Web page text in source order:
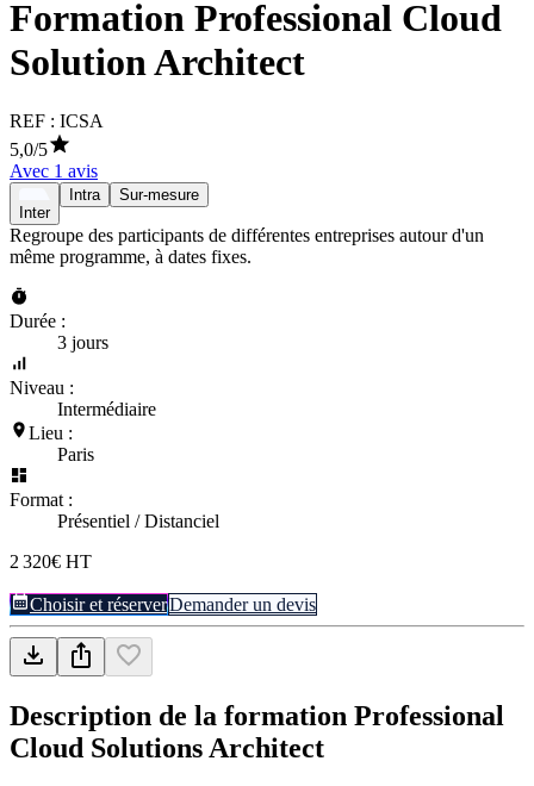
Formation Professional Cloud
Solution Architect
REF : ICSA
5,0/5
Avec 1 avis
Inter
Intra Sur-mesure
Regroupe des participants de différentes entreprises autour d'un
même programme, à dates fixes.
Durée :
3 jours
Niveau :
Intermédiaire
Lieu :
Paris
Format :
Présentiel / Distanciel
2 320€ HT
Choisir et réserverDemander un devis
Description de la formation Professional
Cloud Solutions Architect